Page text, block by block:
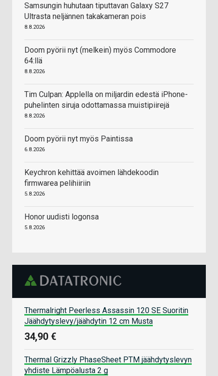
Samsungin huhutaan tiputtavan Galaxy S27
Ultrasta neljännen takakameran pois
8.8.2026
Doom pyörii nyt (melkein) myös Commodore
64:llä
8.8.2026
Tim Culpan: Applella on miljardin edestä iPhone-
puhelinten siruja odottamassa muistipiirejä
8.8.2026
Doom pyörii nyt myös Paintissa
6.8.2026
Keychron kehittää avoimen lähdekoodin
firmwarea pelihiiriin
5.8.2026
Honor uudisti logonsa
5.8.2026
Thermalright Peerless Assassin 120 SE Suoritin
Jäähdytyslevy/jäähdytin 12 cm Musta
34,90 €
Thermal Grizzly PhaseSheet PTM jäähdytyslevyn
yhdiste Lämpöalusta 2 g